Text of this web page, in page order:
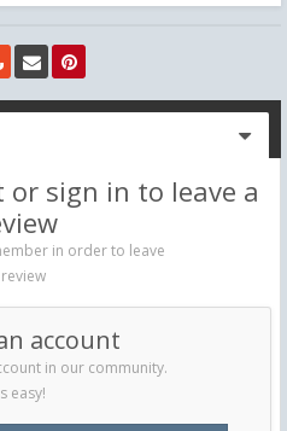
or sign in to leave a
in order to leave
account
in our community.
easy!